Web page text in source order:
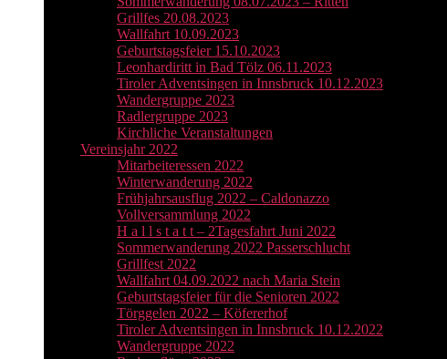
Grillfes 20.08.2023
Wallfahrt 10.09.2023
Geburtstagsfeier 15.10.2023
Leonhardiritt in Bad Tölz 06.11.2023
Tiroler Adventsingen in Innsbruck 10.12.2023
Wandergruppe 2023
Radlergruppe 2023
Kirchliche Veranstaltungen
Vereinsjahr 2022
Mitarbeiteressen 2022
Winterwanderung 2022
Frühjahrsausflug 2022 – Caldonazzo
Vollversammlung 2022
H a l l s t a t t – 2Tagesfahrt Juni 2022
Sommerwanderung 2022 Passerschlucht
Grillfest 2022
Wallfahrt 04.09.2022 nach Maria Stein
Geburtstagsfeier für die Senioren 2022
Törggelen 2022 – Köfererhof
Tiroler Adventsingen in Innsbruck 10.12.2022
Wandergruppe 2022